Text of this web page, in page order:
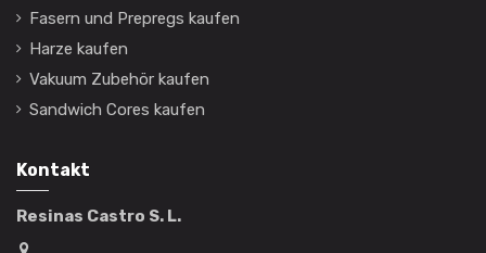
Fasern und Prepregs kaufen
Harze kaufen
Vakuum Zubehör kaufen
Sandwich Cores kaufen
Kontakt
Resinas Castro S. L.